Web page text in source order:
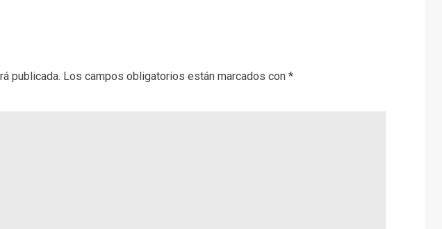
publicada. Los campos obligatorios están marcados con *